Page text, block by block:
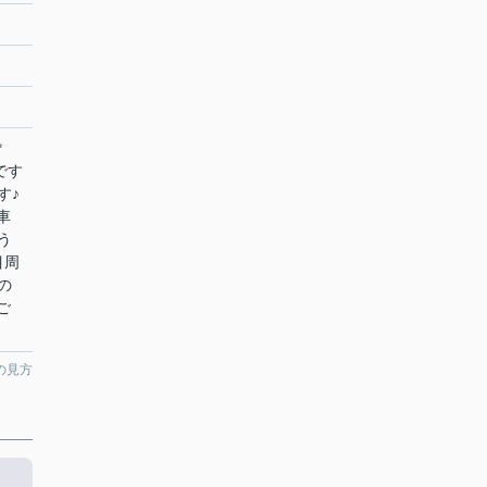
す
♪
見方